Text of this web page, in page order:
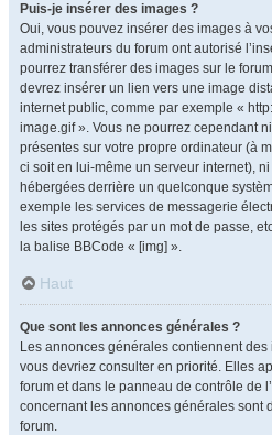
Puis-je insérer des images ?
Oui, vous pouvez insérer des images à
administrateurs du forum ont autorisé
pourrez transférer des images sur le
devrez insérer un lien vers une image
internet public, comme par exemple «
image.gif ». Vous ne pourrez cependant
présentes sur votre propre ordinateur (à
ci soit en lui-même un serveur internet),
hébergées derrière un quelconque
exemple les services de messagerie
les sites protégés par un mot de passe,
la balise BBCode « [img] ».
Haut
Que sont les annonces générales ?
Les annonces générales contiennent
vous devriez consulter en priorité. Elles
forum et dans le panneau de contrôle de
concernant les annonces générales sont
forum.